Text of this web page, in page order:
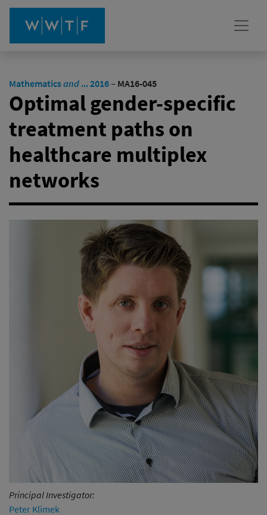
Mathematicsand ... 2016– MA16-045
Optimal gender-specific
treatment paths on
healthcare multiplex
networks
Principal Investigator:
Peter Klimek